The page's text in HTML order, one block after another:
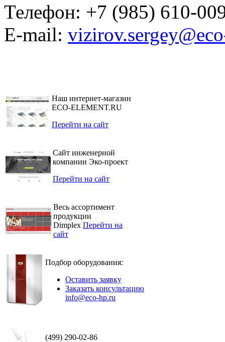
Телефон: +7 (985) 610-
E-mail:
Наш интернет-магазин
ECO-ELEMENT.RU
Перейти на сайт
Сайт инженерной
компании Эко-проект
Перейти на сайт
Весь ассортимент
продукции
Dimplex Перейти на
сайт
Подбор оборудования:
Оставить заявку
Заказать консультацию
info@eco-hp.ru
(499) 290-02-86